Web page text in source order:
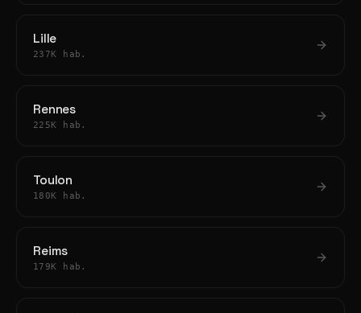
Lille
237K hab.
Rennes
225K hab.
Toulon
180K hab.
Reims
179K hab.